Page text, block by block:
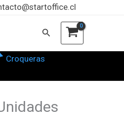
Buscar
Croqueras